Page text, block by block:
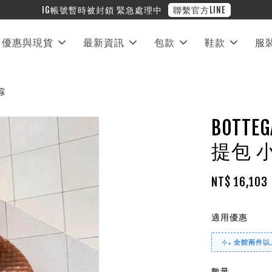
❤︎ 全館滿兩萬享免運
優惠與現貨 最新資訊 包款 鞋款 服
提包
NT$ 16,103
適用優惠
⊹₊ 全館兩件